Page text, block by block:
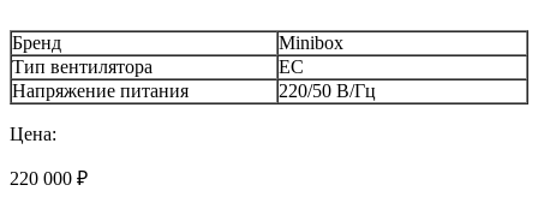
Бренд
Minibox
Тип вентилятора
EC
Напряжение питания
220/50 В/Гц
Цена:
220 000 ₽